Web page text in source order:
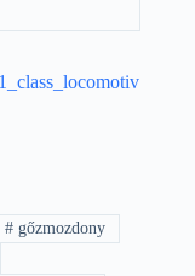
# gőzmozdony